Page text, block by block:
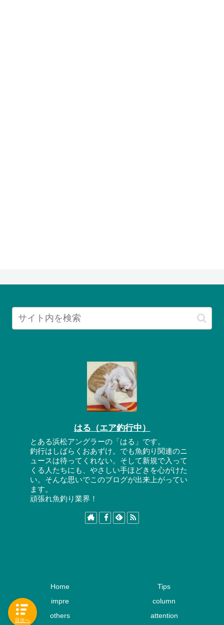
はる（エア釣行中）
とある浜松アングラーの「はる」です。
釣行はしばらくおあずけ。でも魚釣り関連のニ
ュースは待ってくれない。そして新規で入って
くる人たちにも、やさしい手ほどきを心がけた
い。そんな思いでこのブログが出来上がってい
ます。
頑張れ魚釣り業界！
Home
Tips
impre
column
others
attention
目次へ